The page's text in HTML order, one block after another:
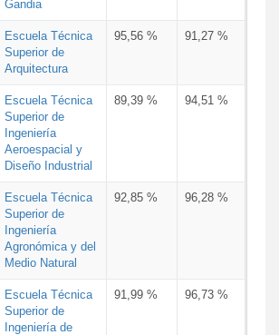
Gandia
Escuela Técnica
Superior de
Arquitectura
95,56 % 91,27 %
Escuela Técnica
Superior de
Ingeniería
Aeroespacial y
Diseño Industrial
89,39 % 94,51 %
Escuela Técnica
Superior de
Ingeniería
Agronómica y del
Medio Natural
92,85 % 96,28 %
Escuela Técnica
Superior de
Ingeniería de
91,99 % 96,73 %